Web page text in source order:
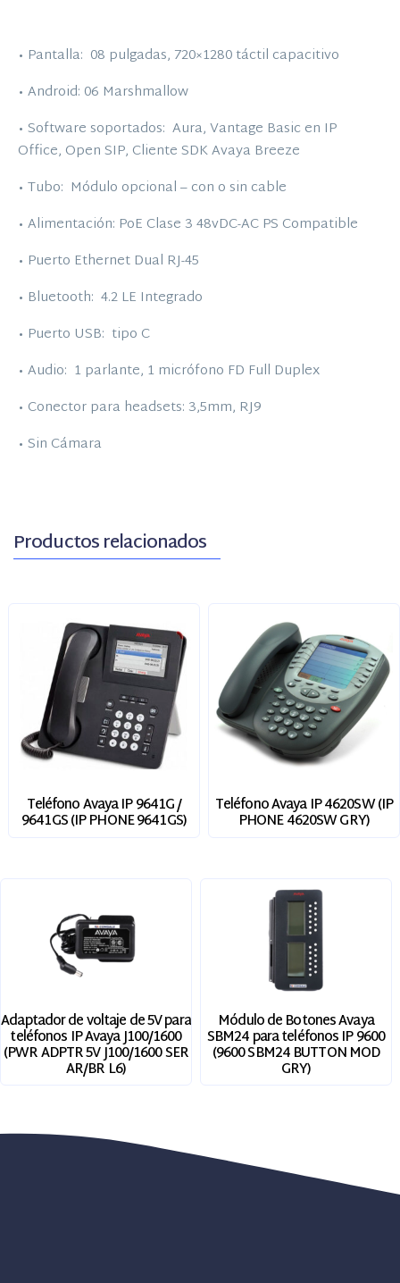
• Pantalla: 08 pulgadas, 720×1280 táctil capacitivo
• Android: 06 Marshmallow
• Software soportados: Aura, Vantage Basic en IP
Office, Open SIP, Cliente SDK Avaya Breeze
• Tubo: Módulo opcional – con o sin cable
• Alimentación: PoE Clase 3 48vDC-AC PS Compatible
• Puerto Ethernet Dual RJ-45
• Bluetooth: 4.2 LE Integrado
• Puerto USB: tipo C
• Audio: 1 parlante, 1 micrófono FD Full Duplex
• Conector para headsets: 3,5mm, RJ9
• Sin Cámara
Productos relacionados
Teléfono Avaya IP 9641G /
9641GS (IP PHONE 9641GS)
Teléfono Avaya IP 4620SW (IP
PHONE 4620SW GRY)
Adaptador de voltaje de 5V para
teléfonos IP Avaya J100/1600
(PWR ADPTR 5V J100/1600 SER
AR/BR L6)
Módulo de Botones Avaya
SBM24 para teléfonos IP 9600
(9600 SBM24 BUTTON MOD
GRY)